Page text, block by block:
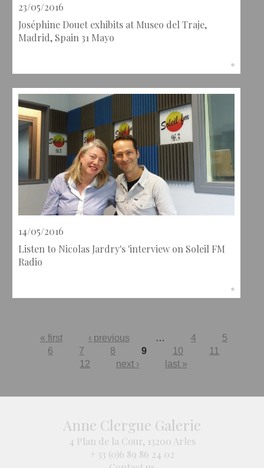
23/05/2016
Joséphine Douet exhibits at Museo del Traje,
Madrid, Spain 31 Mayo
14/05/2016
Listen to Nicolas Jardry's 'interview on Soleil FM
Radio
« first ‹ previous … 4
5
6
7 8 9 10
11
12
next › last »
Anne Clergue Galerie
4 Plan de la Cour, 13200 Arles
+ 33 (0)6 89 86 24 02